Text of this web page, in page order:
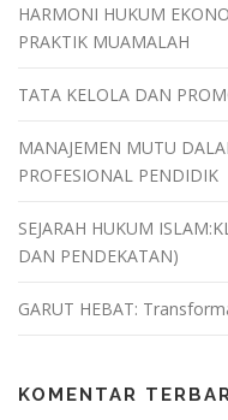
HARMONI HUKUM
PRAKTIK MUAMALAH
TATA KELOLA DAN
MANAJEMEN MUTU
PROFESIONAL PENDIDIK
SEJARAH HUKUM
DAN PENDEKATAN)
GARUT HEBAT:
KOMENTAR